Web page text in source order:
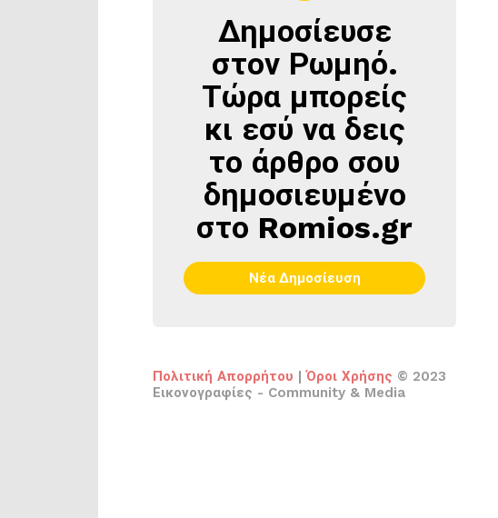
ΔΗΜΟΣΊΕΥΣΕ
ΣΤΟΝ
ΡΩΜΗΌ
Δημοσίευσε
στον Ρωμηό.
Τώρα μπορείς
κι εσύ να δεις
το άρθρο σου
δημοσιευμένο
στο Romios.gr
Νέα Δημοσίευση
Πολιτική Απορρήτου | Όροι Χρήσης © 2023
Εικονογραφίες - Community & Media